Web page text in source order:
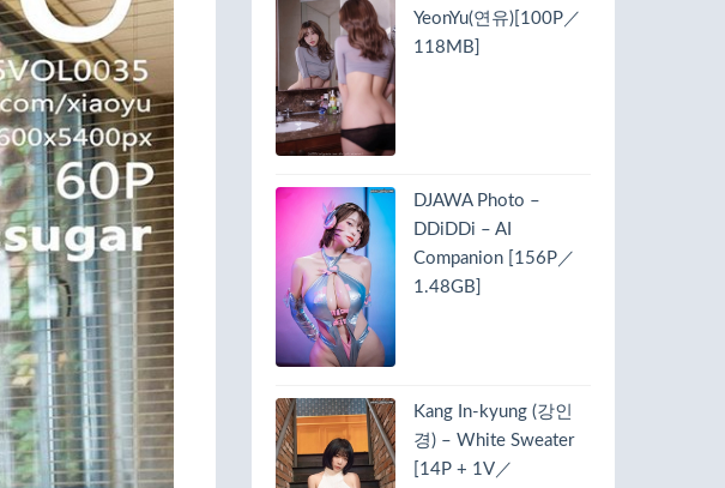
YeonYu(연유)[100P／
118MB]
DJAWA Photo –
DDiDDi – AI
Companion [156P／
1.48GB]
Kang In-kyung (강인
경) – White Sweater
[14P + 1V／